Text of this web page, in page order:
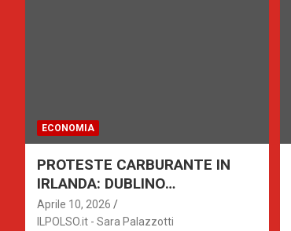
ECONOMIA
PROTESTE CARBURANTE IN
IRLANDA: DUBLINO
PARALIZZATA, BLOCCHI IN
TUTTO IL PAESE
Aprile 10, 2026
ILPOLSO.it - Sara Palazzotti